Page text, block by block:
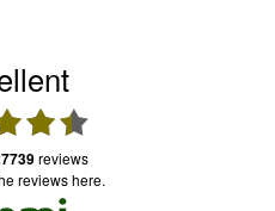
reviews
reviews here.